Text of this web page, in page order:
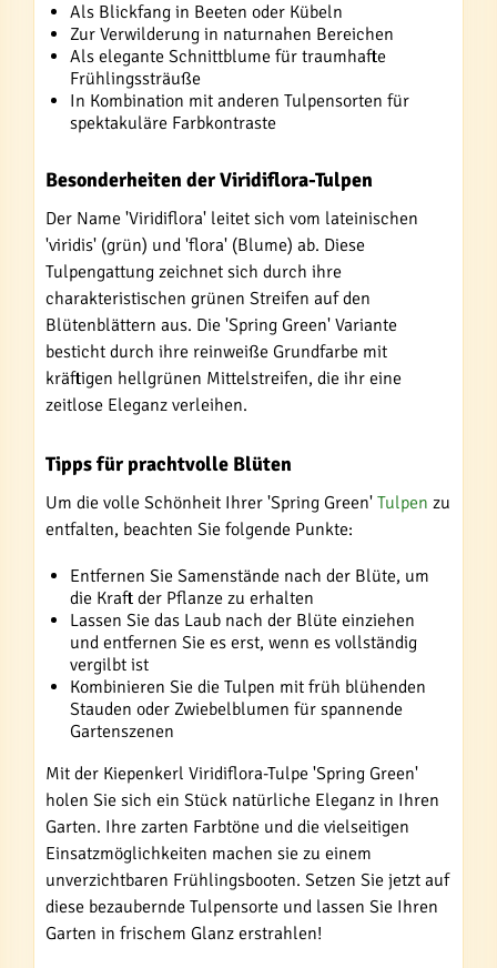
Als Blickfang in Beeten oder Kübeln
Zur Verwilderung in naturnahen Bereichen
Als elegante Schnittblume für traumhafte
Frühlingssträuße
In Kombination mit anderen Tulpensorten für
spektakuläre Farbkontraste
Besonderheiten der Viridiflora-Tulpen
Der Name 'Viridiflora' leitet sich vom lateinischen
'viridis' (grün) und 'flora' (Blume) ab. Diese
Tulpengattung zeichnet sich durch ihre
charakteristischen grünen Streifen auf den
Blütenblättern aus. Die 'Spring Green' Variante
besticht durch ihre reinweiße Grundfarbe mit
kräftigen hellgrünen Mittelstreifen, die ihr eine
zeitlose Eleganz verleihen.
Tipps für prachtvolle Blüten
Um die volle Schönheit Ihrer 'Spring Green' Tulpen zu
entfalten, beachten Sie folgende Punkte:
Entfernen Sie Samenstände nach der Blüte, um
die Kraft der Pflanze zu erhalten
Lassen Sie das Laub nach der Blüte einziehen
und entfernen Sie es erst, wenn es vollständig
vergilbt ist
Kombinieren Sie die Tulpen mit früh blühenden
Stauden oder Zwiebelblumen für spannende
Gartenszenen
Mit der Kiepenkerl Viridiflora-Tulpe 'Spring Green'
holen Sie sich ein Stück natürliche Eleganz in Ihren
Garten. Ihre zarten Farbtöne und die vielseitigen
Einsatzmöglichkeiten machen sie zu einem
unverzichtbaren Frühlingsbooten. Setzen Sie jetzt auf
diese bezaubernde Tulpensorte und lassen Sie Ihren
Garten in frischem Glanz erstrahlen!